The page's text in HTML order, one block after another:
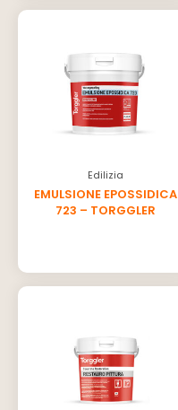
Edilizia
EMULSIONE EPOSSIDICA
723 – TORGGLER